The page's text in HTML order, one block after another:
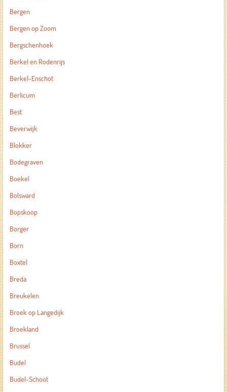
Bergen
Bergen op Zoom
Bergschenhoek
Berkel en Rodenrijs
Berkel-Enschot
Berlicum
Best
Beverwijk
Blokker
Bodegraven
Boekel
Bolsward
Bopskoop
Borger
Born
Boxtel
Breda
Breukelen
Broek op Langedijk
Broekland
Brussel
Budel
Budel-Schoot